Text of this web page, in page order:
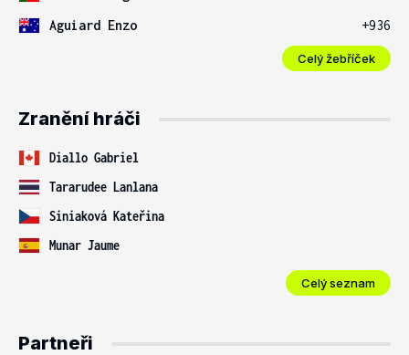
Aguiard Enzo
+936
Celý žebříček
Zranění hráči
Diallo Gabriel
Tararudee Lanlana
Siniaková Kateřina
Munar Jaume
Celý seznam
Partneři